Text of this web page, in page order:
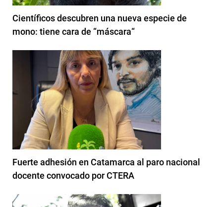
Científicos descubren una nueva especie de
mono: tiene cara de “máscara“
Fuerte adhesión en Catamarca al paro nacional
docente convocado por CTERA